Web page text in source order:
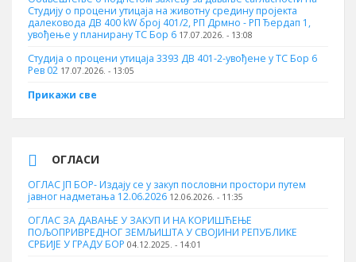
Студију о процени утицаја на животну средину пројекта
далековода ДВ 400 kW број 401/2, РП Дрмно - РП Ђердап 1,
увођење у планирану ТС Бор 6 17.07.2026. - 13:08
Студија о процени утицаја 3393 ДВ 401-2-увођене у ТС Бор 6
Рев 02 17.07.2026. - 13:05
Прикажи све
ОГЛАСИ
ОГЛАС ЈП БОР- Издају се у закуп пословни простори путем
јавног надметања 12.06.2026 12.06.2026. - 11:35
ОГЛАС ЗА ДАВАЊЕ У ЗАКУП И НА КОРИШЋЕЊЕ
ПОЉОПРИВРЕДНОГ ЗЕМЉИШТА У СВОЈИНИ РЕПУБЛИКЕ
СРБИЈЕ У ГРАДУ БОР 04.12.2025. - 14:01